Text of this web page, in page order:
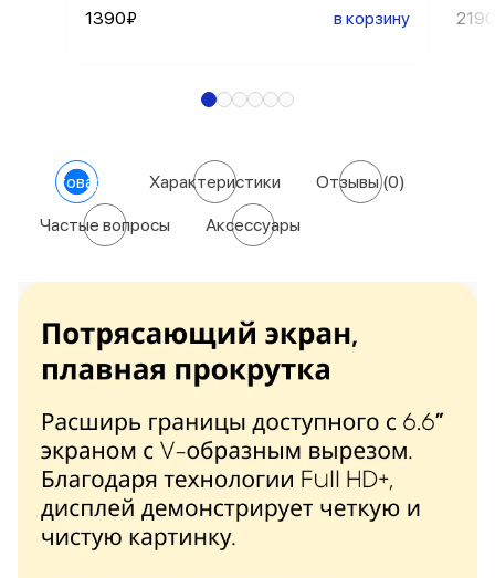
1390₽ в корзину
О товаре Характеристики Отзывы(0)
Частые вопросы Аксессуары